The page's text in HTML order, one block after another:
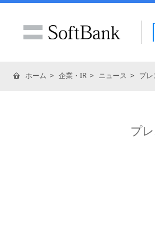
ホーム 企業・IR ニュース プ
プ